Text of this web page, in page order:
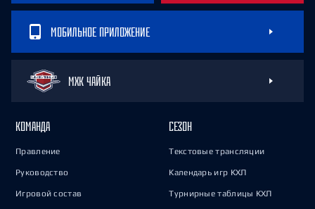
МОБИЛЬНОЕ ПРИЛОЖЕНИЕ
МХК ЧАЙКА
КОМАНДА
Правление
Руководство
Игровой состав
СЕЗОН
Текстовые трансляции
Календарь игр КХЛ
Турнирные таблицы КХЛ